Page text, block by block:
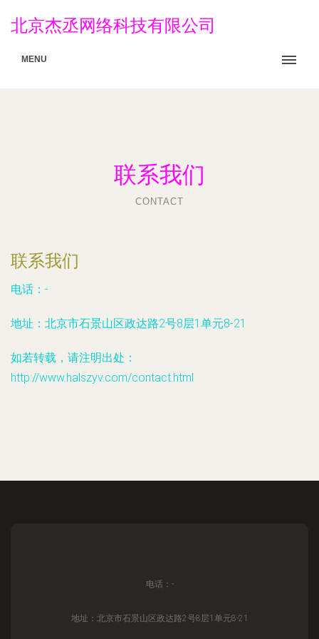
北京杰丞网络科技有限公司
MENU
联系我们
CONTACT
联系我们
电话：-
地址：北京市石景山区政达路2号8层1单元8-21
如若转载，请注明出处：
http://www.halszyv.com/contact.html
电话：-
地址：北京市石景山区政达路2号8层1单元8-21